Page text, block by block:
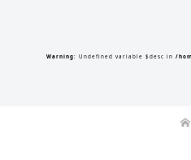
Warning: Undefined variable $desc in /